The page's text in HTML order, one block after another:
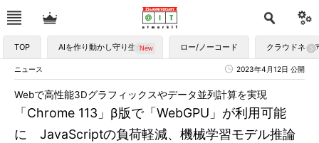
TOP AIを作り動かし守り生かす ロー/ノーコード クラウドネイ
ニュース 2023年4月12日 公開
「Chrome 113」β版で「WebGPU」が利用可能
に JavaScriptの負荷軽減、機械学習モデル推論
Webで高性能3Dグラフィックスやデータ並列計算を実現